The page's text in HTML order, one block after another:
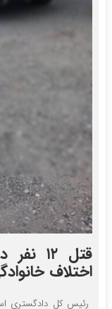
قتل ۱۲
اختلاف